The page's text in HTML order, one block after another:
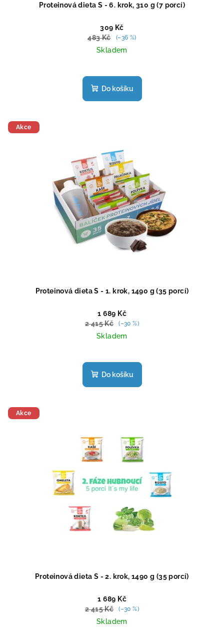
Proteinová dieta S - 6. krok, 310 g (7 porcí)
309 Kč
483 Kč
(–36 %)
Skladem
hodnocení
produktu
Do košíku
Akce
Proteinová dieta S - 1. krok, 1490 g (35 porcí)
1 689 Kč
2 415 Kč
(–30 %)
Skladem
hodnocení
produktu
Do košíku
Akce
Proteinová dieta S - 2. krok, 1490 g (35 porcí)
1 689 Kč
2 415 Kč
(–30 %)
Skladem